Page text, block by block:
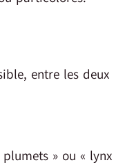
entre les deux
» ou « lynx